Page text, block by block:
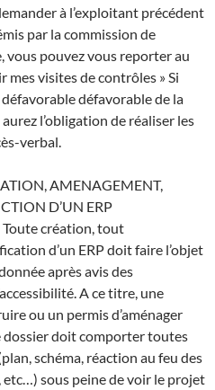
à l’exploitant précédent
par la commission de
vous pouvez vous reporter au
mes visites de contrôles » Si
défavorable de la
l’obligation de réaliser les
verbal.
AMENAGEMENT,
D’UN ERP
Toute création, tout
d’un ERP doit faire l’objet
après avis des
A ce titre, une
ou un permis d’aménager
dossier doit comporter toutes
schéma, réaction au feu des
sous peine de voir le projet